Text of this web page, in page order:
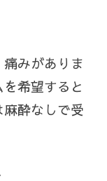
みがありま
希望すると
酔なしで受